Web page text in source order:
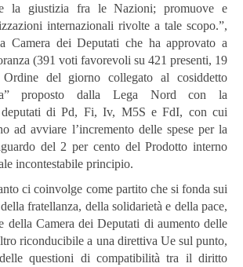
la giustizia fra le Nazioni; promuove e
internazionali rivolte a tale scopo.”,
Camera dei Deputati che ha approvato a
(391 voti favorevoli su 421 presenti, 19
del giorno collegato al cosiddetto
proposto dalla Lega Nord con la
deputati di Pd, Fi, Iv, M5S e FdI, con cui
ad avviare l’incremento delle spese per la
del 2 per cento del Prodotto interno
incontestabile principio.
ci coinvolge come partito che si fonda sui
fratellanza, della solidarietà e della pace,
della Camera dei Deputati di aumento delle
riconducibile a una direttiva Ue sul punto,
questioni di compatibilità tra il diritto